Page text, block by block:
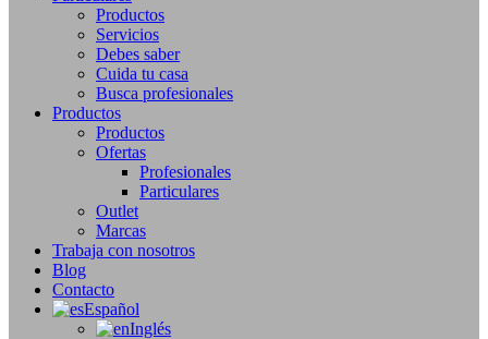
Productos
Servicios
Debes saber
Cuida tu casa
Busca profesionales
Productos
Productos
Ofertas
Profesionales
Particulares
Outlet
Marcas
Trabaja con nosotros
Blog
Contacto
Español
Inglés